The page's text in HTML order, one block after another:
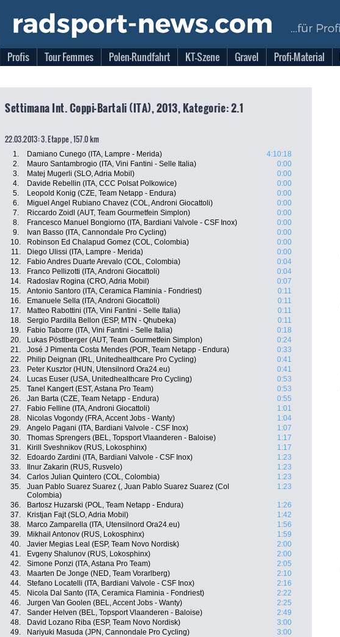
Profis Tour Femmes Polen-Rundfahrt KT-Szene Gravel Profi-Material
Settimana Int. Coppi-Bartali (ITA), 2013, Kategorie: 2.1
22.03.2013: 3. Etappe , 157.0 km
1. Damiano Cunego (ITA, Lampre - Merida)
4:10:18
2.
Mauro Santambrogio (ITA, Vini Fantini - Selle Italia)
0:00
3.
Matej Mugerli (SLO, Adria Mobil)
0:00
4.
Davide Rebellin (ITA, CCC Polsat Polkowice)
0:00
5.
Leopold Konig (CZE, Team Netapp - Endura)
0:00
6.
Miguel Angel Rubiano Chavez (COL, Androni Giocattoli)
0:00
7.
Riccardo Zoidl (AUT, Team Gourmetfein Simplon)
0:00
8.
Francesco Manuel Bongiorno (ITA, Bardiani Valvole - CSF Inox)
0:00
9.
Ivan Basso (ITA, Cannondale Pro Cycling)
0:00
10.
Robinson Ed Chalapud Gomez (COL, Colombia)
0:00
11.
Diego Ulissi (ITA, Lampre - Merida)
0:00
12.
Fabio Andres Duarte Arevalo (COL, Colombia)
0:04
13.
Franco Pellizotti (ITA, Androni Giocattoli)
0:04
14.
Radoslav Rogina (CRO, Adria Mobil)
0:07
15.
Antonio Santoro (ITA, Ceramica Flaminia - Fondriest)
0:11
16.
Emanuele Sella (ITA, Androni Giocattoli)
0:11
17.
Matteo Rabottini (ITA, Vini Fantini - Selle Italia)
0:11
18.
Sergio Pardilla Bellon (ESP, MTN - Qhubeka)
0:11
19.
Fabio Taborre (ITA, Vini Fantini - Selle Italia)
0:18
20.
Lukas Pöstlberger (AUT, Team Gourmetfein Simplon)
0:24
21.
José J Pimenta Costa Mendes (POR, Team Netapp - Endura)
0:33
22.
Philip Deignan (IRL, Unitedhealthcare Pro Cycling)
0:41
23.
Peter Kusztor (HUN, Utensilnord Ora24.eu)
0:41
24.
Lucas Euser (USA, Unitedhealthcare Pro Cycling)
0:53
25.
Tanel Kangert (EST, Astana Pro Team)
0:53
26.
Jan Barta (CZE, Team Netapp - Endura)
0:55
27.
Fabio Felline (ITA, Androni Giocattoli)
1:01
28.
Nicolas Vogondy (FRA, Accent Jobs - Wanty)
1:04
29.
Angelo Pagani (ITA, Bardiani Valvole - CSF Inox)
1:07
30.
Thomas Sprengers (BEL, Topsport Vlaanderen - Baloise)
1:17
31.
Kirill Sveshnikov (RUS, Lokosphinx)
1:17
32.
Edoardo Zardini (ITA, Bardiani Valvole - CSF Inox)
1:23
33.
Ilnur Zakarin (RUS, Rusvelo)
1:23
34.
Carlos Julian Quintero (COL, Colombia)
1:23
35.
Juan Pablo Suarez Suarez (, Juan Pablo Suarez Suarez (Col
Colombia)
1:23
36. Bartosz Huzarski (POL, Team Netapp - Endura)
1:26
37.
Kristjan Fajt (SLO, Adria Mobil)
1:42
38.
Marco Zamparella (ITA, Utensilnord Ora24.eu)
1:56
39.
Mikhail Antonov (RUS, Lokosphinx)
1:59
40.
Javier Megias Leal (ESP, Team Novo Nordisk)
2:00
41.
Evgeny Shalunov (RUS, Lokosphinx)
2:00
42.
Simone Ponzi (ITA, Astana Pro Team)
2:05
43.
Maarten De Jonge (NED, Team Vorarlberg)
2:10
44.
Stefano Locatelli (ITA, Bardiani Valvole - CSF Inox)
2:16
45.
Nicola Dal Santo (ITA, Ceramica Flaminia - Fondriest)
2:22
46.
Jurgen Van Goolen (BEL, Accent Jobs - Wanty)
2:25
47.
Sander Helven (BEL, Topsport Vlaanderen - Baloise)
2:49
48.
David Lozano Riba (ESP, Team Novo Nordisk)
3:00
49.
Nariyuki Masuda (JPN, Cannondale Pro Cycling)
3:00
Facebook
Twitter
Newsletter: